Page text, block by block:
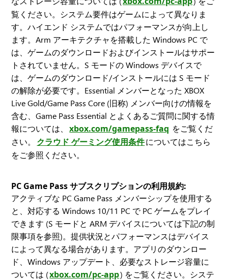
覧ください。システム要件はゲームによって異なりま
す。ハイエンド システムではパフォーマンスが向上し
ます。Arm アーキテクチャを搭載した Windows PC で
は、ゲームのダウンロードおよびインストールはサポー
トされていません。S モードの Windows デバイスで
は、ゲームのダウンロード/インストールには S モード
の解除が必要です。Essential メンバーとなった XBOX
Live Gold/Game Pass Core (旧称) メンバー向けの情報を
含む、Game Pass Essential とよくあるご質問に関する情
報については、 xbox.com/gamepass-faq をご覧くだ
さい。
クラウド ゲーミング使用条件についてはこちら
をご参照ください。
PC Game Pass サブスクリプションの利用規約:
アクティブな PC Game Pass メンバーシップを使用する
と、対応する Windows 10/11 PC で PC ゲームをプレイ
できます (S モードと ARM デバイスについては下記の制
限事項を参照)。提供状況とパフォーマンスはデバイス
によって異なる場合があります。アプリのダウンロー
ド、Windows アップデート、必要なストレージ容量に
ついては (xbox.com/pc-app) をご覧ください。システ